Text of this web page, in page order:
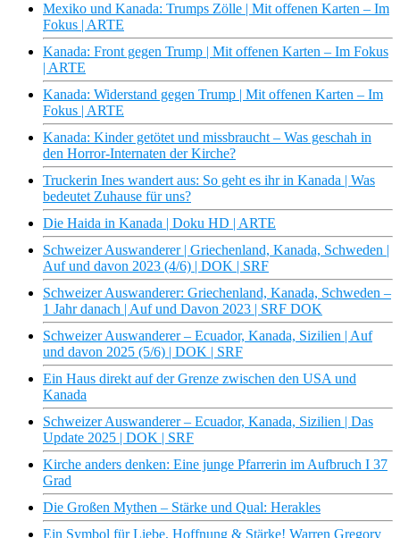
Mexiko und Kanada: Trumps Zölle | Mit offenen Karten – Im
Fokus | ARTE
Kanada: Front gegen Trump | Mit offenen Karten – Im Fokus
| ARTE
Kanada: Widerstand gegen Trump | Mit offenen Karten – Im
Fokus | ARTE
Kanada: Kinder getötet und missbraucht – Was geschah in
den Horror-Internaten der Kirche?
Truckerin Ines wandert aus: So geht es ihr in Kanada | Was
bedeutet Zuhause für uns?
Die Haida in Kanada | Doku HD | ARTE
Schweizer Auswanderer | Griechenland, Kanada, Schweden |
Auf und davon 2023 (4/6) | DOK | SRF
Schweizer Auswanderer: Griechenland, Kanada, Schweden –
1 Jahr danach | Auf und Davon 2023 | SRF DOK
Schweizer Auswanderer – Ecuador, Kanada, Sizilien | Auf
und davon 2025 (5/6) | DOK | SRF
Ein Haus direkt auf der Grenze zwischen den USA und
Kanada
Schweizer Auswanderer – Ecuador, Kanada, Sizilien | Das
Update 2025 | DOK | SRF
Kirche anders denken: Eine junge Pfarrerin im Aufbruch I 37
Grad
Die Großen Mythen – Stärke und Qual: Herakles
Ein Symbol für Liebe, Hoffnung & Stärke! Warren Gregory